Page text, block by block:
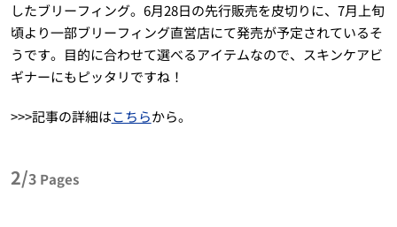
したブリーフィング。6月28日の先行販売を皮切りに、7月上旬
頃より一部ブリーフィング直営店にて発売が予定されているそ
うです。目的に合わせて選べるアイテムなので、スキンケアビ
ギナーにもピッタリですね！
>>>記事の詳細はこちらから。
2/3 Pages